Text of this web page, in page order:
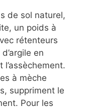
de sol naturel,
un poids à
rétenteurs
en
à mèche
suppriment le
Pour les